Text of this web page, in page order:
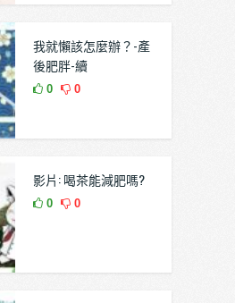
我就懶該怎麼辦？-產
後肥胖-續
0 0
影片: 喝茶能減肥嗎?
0 0